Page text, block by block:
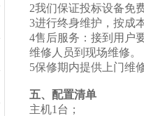
2我们保证投标设备免
3进行终身维护，按成
4售后服务：接到用户
维修人员到现场维修。
5保修期内提供上门维
五、配置清单
主机1台；